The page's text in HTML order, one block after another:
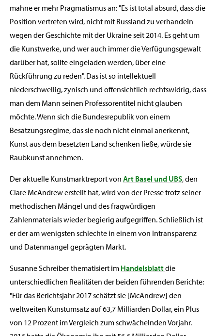
mahne er mehr Pragmatismus an: "Es ist total absurd, dass die
Position vertreten wird, nicht mit Russland zu verhandeln
wegen der Geschichte mit der Ukraine seit 2014. Es geht um
die Kunstwerke, und wer auch immer die Verfügungsgewalt
darüber hat, sollte eingeladen werden, über eine
Rückführung zu reden". Das ist so intellektuell
niederschwellig, zynisch und offensichtlich rechtswidrig, dass
man dem Mann seinen Professorentitel nicht glauben
möchte. Wenn sich die Bundesrepublik von einem
Besatzungsregime, das sie noch nicht einmal anerkennt,
Kunst aus dem besetzten Land schenken ließe, würde sie
Raubkunst annehmen.
Der aktuelle Kunstmarktreport von Art Basel und UBS, den
Clare McAndrew erstellt hat, wird von der Presse trotz seiner
methodischen Mängel und des fragwürdigen
Zahlenmaterials wieder begierig aufgegriffen. Schließlich ist
er der am wenigsten schlechte in einem von Intransparenz
und Datenmangel geprägten Markt.
Susanne Schreiber thematisiert im Handelsblattdie
unterschiedlichen Realitäten der beiden führenden Berichte:
"Für das Berichtsjahr 2017 schätzt sie [McAndrew] den
weltweiten Kunstumsatz auf 63,7 Milliarden Dollar, ein Plus
von 12 Prozent im Vergleich zum schwächelnden Vorjahr.